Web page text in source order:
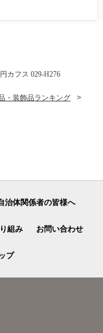
カフス 029-H276
・装飾品ランキング
治体関係者の皆様へ
組み お問い合わせ
プ